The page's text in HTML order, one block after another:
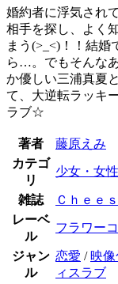
婚約者に浮気され
相手を探し、よく
まう(>_<)！！結
ら…。でもそんな
か優しい三浦真夏
て、大逆転ラッキ
ラブ☆
著者
藤原えみ
カテゴ
リ
少女・女
雑誌
Ｃｈｅｅｓ
レーベ
ル
フラワー
ジャン
ル
恋愛 / 映
ィスラブ